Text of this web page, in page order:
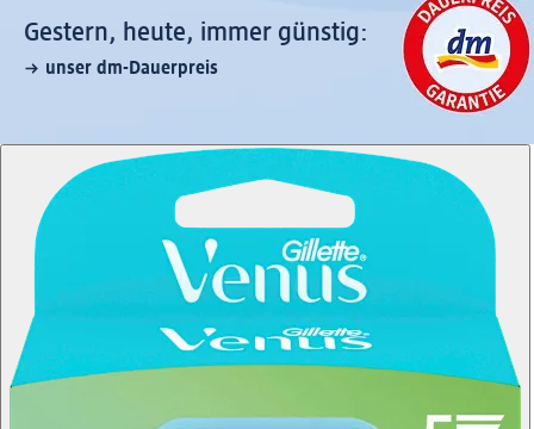
Gestern, heute, immer günstig:
unser dm-Dauerpreis